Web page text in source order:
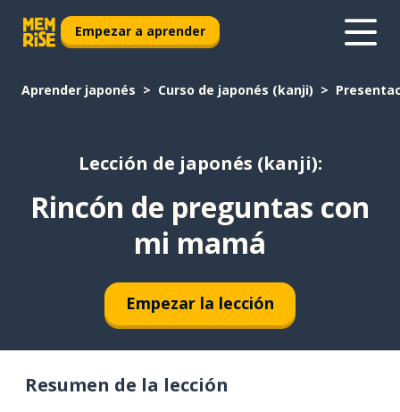
Empezar a aprender
Aprender japonés Curso de japonés (kanji)
Lección de japonés (kanji):
Rincón de preguntas con
mi mamá
Empezar la lección
Resumen de la lección